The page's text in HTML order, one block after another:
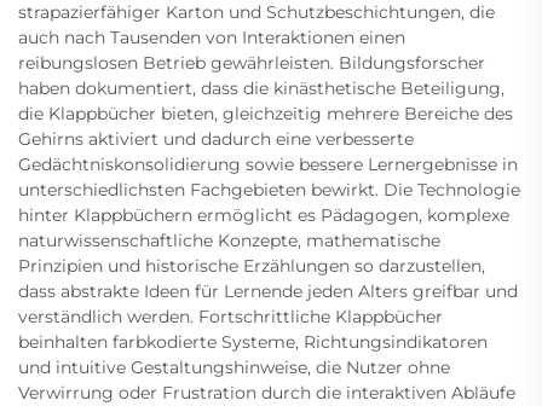
strapazierfähiger Karton und Schutzbeschichtungen, die
auch nach Tausenden von Interaktionen einen
reibungslosen Betrieb gewährleisten. Bildungsforscher
haben dokumentiert, dass die kinästhetische Beteiligung,
die Klappbücher bieten, gleichzeitig mehrere Bereiche des
Gehirns aktiviert und dadurch eine verbesserte
Gedächtniskonsolidierung sowie bessere Lernergebnisse in
unterschiedlichsten Fachgebieten bewirkt. Die Technologie
hinter Klappbüchern ermöglicht es Pädagogen, komplexe
naturwissenschaftliche Konzepte, mathematische
Prinzipien und historische Erzählungen so darzustellen,
dass abstrakte Ideen für Lernende jeden Alters greifbar und
verständlich werden. Fortschrittliche Klappbücher
beinhalten farbkodierte Systeme, Richtungsindikatoren
und intuitive Gestaltungshinweise, die Nutzer ohne
Verwirrung oder Frustration durch die interaktiven Abläufe